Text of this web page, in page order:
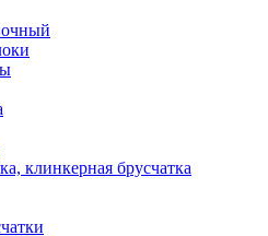
клинкерная брусчатка